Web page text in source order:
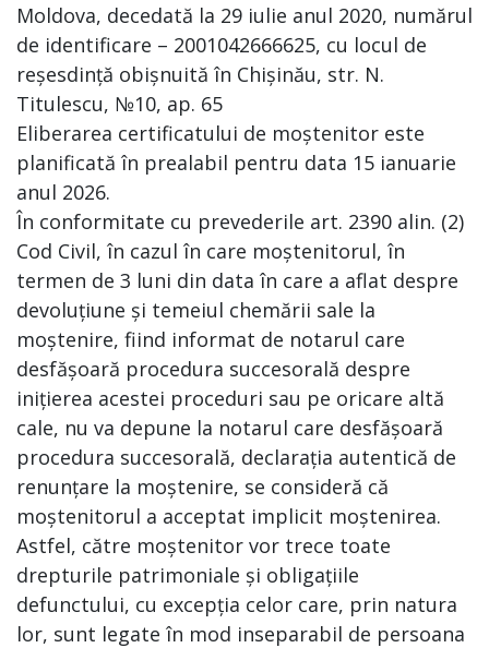
Moldova, decedată la 29 iulie anul 2020, numărul
de identificare – 2001042666625, cu locul de
reșesdință obișnuită în Chișinău, str. N.
Titulescu, №10, ap. 65
Eliberarea certificatului de moștenitor este
planificată în prealabil pentru data 15 ianuarie
anul 2026.
În conformitate cu prevederile art. 2390 alin. (2)
Cod Civil, în cazul în care moștenitorul, în
termen de 3 luni din data în care a aflat despre
devoluțiune și temeiul chemării sale la
moștenire, fiind informat de notarul care
desfășoară procedura succesorală despre
inițierea acestei proceduri sau pe oricare altă
cale, nu va depune la notarul care desfășoară
procedura succesorală, declarația autentică de
renunțare la moștenire, se consideră că
moștenitorul a acceptat implicit moștenirea.
Astfel, către moștenitor vor trece toate
drepturile patrimoniale și obligațiile
defunctului, cu excepția celor care, prin natura
lor, sunt legate în mod inseparabil de persoana